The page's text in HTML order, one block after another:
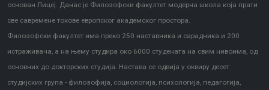
основан Лицеј. Данас је Филозофски факултет модерна школа која прати
све савремене токове европског академског простора.
Филозофски факултет има преко 250 наставника и сарадника и 200
истраживача, а на њему студира око 6000 студената на свим нивоима, од
основних до докторских студија. Настава се одвија у оквиру десет
студијских група - филозофија, социологија, психологија, педагогија,